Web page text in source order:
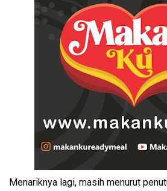
Menariknya lagi, masih menurut